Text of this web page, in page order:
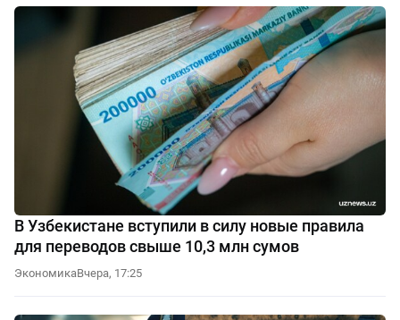
В Узбекистане вступили в силу новые правила
для переводов свыше 10,3 млн сумов
ЭкономикаВчера, 17:25